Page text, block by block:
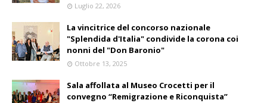
Luglio 22, 2026
La vincitrice del concorso nazionale
"Splendida d'Italia" condivide la corona coi
nonni del "Don Baronio"
Ottobre 13, 2025
Sala affollata al Museo Crocetti per il
convegno “Remigrazione e Riconquista”